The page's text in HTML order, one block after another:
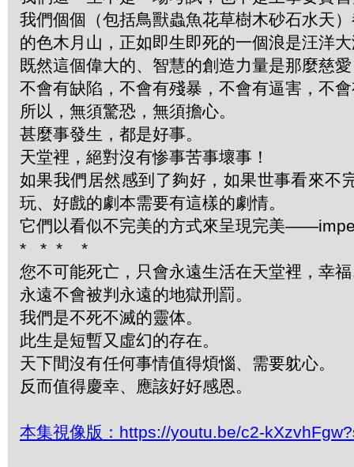
我們個個（包括鳥獸蟲魚花草樹木砂石水天
的色木月山，正如即生即死的一個浪是汪洋
既然這個偉大的、智慧的創造力量是那麼慈
不會有缺陷，不會有殘暴，不會有逼害，不
所以，無須驚恐，無須擔心。
甚麼事發生，都是好事。
天堂裡，絕對沒有惨事苦事壞事！
如果我們居然感到了夠好，如果世事看來不
玩、好戲的劇本需要有這樣的劇情。
它們以看似不完美的方式來呈現完美
*
* *
*
您不可能死亡，只會永遠生活在天堂裡，幸
永遠不會被判永遠的地獄刑罰。
我們是不死不滅的靈体。
此生是短暫又虛幻的存在。
天下間沒有任何事情值得煩惱、需要躭心。
反而值得慶幸、應該好好感恩。
本集視像版：https://youtu.be/c2-